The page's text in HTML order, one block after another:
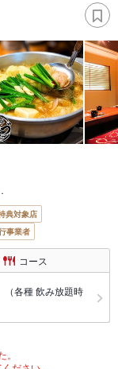
典対象店
事業者
コース
種 飲み放題時